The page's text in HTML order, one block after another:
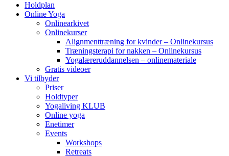
Holdplan
Online Yoga
Onlinearkivet
Onlinekurser
Alignmenttræning for kvinder – Onlinekursus
Træningsterapi for nakken – Onlinekursus
Yogalæreruddannelsen – onlinemateriale
Gratis videoer
Vi tilbyder
Priser
Holdtyper
Yogaliving KLUB
Online yoga
Enetimer
Events
Workshops
Retreats